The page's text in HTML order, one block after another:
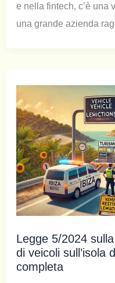
e nella fintech, c’è una
una grande azienda
Legge 5/2024
di veicoli sull’isola
completa